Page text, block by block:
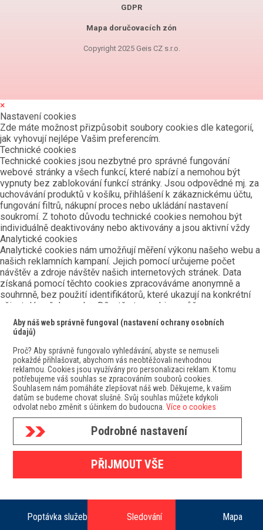
Poptávka služeb Sledování Mapa
GDPR
Mapa doručovacích zón
Copyright 2025 Geis CZ s.r.o.
Aby náš web správně fungoval (nastavení ochrany osobních
údajů)
Proč? Aby správně fungovalo vyhledávání, abyste se nemuseli
pokaždé přihlašovat, abychom vás neobtěžovali nevhodnou
reklamou. Cookies jsou využívány pro personalizaci reklam. K tomu
potřebujeme váš souhlas se zpracováním souborů cookies.
Souhlasem nám pomáháte zlepšovat náš web. Děkujeme, k vašim
datům se budeme chovat slušně. Svůj souhlas můžete kdykoli
odvolat nebo změnit s účinkem do budoucna.Více o cookies
Podrobné nastavení
PŘIJMOUT VŠE
×
Nastavení cookies
Zde máte možnost přizpůsobit soubory cookies dle kategorií,
jak vyhovují nejlépe Vašim preferencím.
Technické cookies
Technické cookies jsou nezbytné pro správné fungování
webové stránky a všech funkcí, které nabízí a nemohou být
vypnuty bez zablokování funkcí stránky. Jsou odpovědné mj. za
uchovávání produktů v košíku, přihlášení k zákaznickému účtu,
fungování filtrů, nákupní proces nebo ukládání nastavení
soukromí. Z tohoto důvodu technické cookies nemohou být
individuálně deaktivovány nebo aktivovány a jsou aktivní vždy
Analytické cookies
Analytické cookies nám umožňují měření výkonu našeho webu a
našich reklamních kampaní. Jejich pomocí určujeme počet
návštěv a zdroje návštěv našich internetových stránek. Data
získaná pomocí těchto cookies zpracováváme anonymně a
souhrnně, bez použití identifikátorů, které ukazují na konkrétní
uživatelé našeho webu. Díky těmto cookies můžeme
optimalizovat výkon a funkčnost našich stránek.
Preferenční cookies
Preferenční cookies umožňují, aby si webová stránka
zapamatovala informace, které mění, jak se webová stránka
chová nebo jak vypadá. Je to například Vámi preferovaný jazyk,
měna, oblíbené nebo naposledy prohlížené produkty apod. Díky
těmto cookies Vám můžeme doporučit na webu produkty a
nabídky, které budou pro Vás co nejzajímavější.
Marketingové cookies
Marketingové cookies používáme my nebo naši partneři,
abychom Vám dokázali zobrazit co nejrelevantnější obsah nebo
reklamy jak na našich stránkách, tak na stránkách třetích
subjektů. To je možné díky vytváření tzv. pseudonymizovaného
profilu dle Vašich zájmů. Ale nebojte, tímto profilováním
zpravidla není možná bezprostřední identifikace Vaší osoby,
Souhlasím s využitím vybraných souborů cookies
Souhlasím s